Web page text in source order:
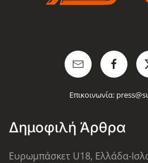
Επικοινωνία:
Δημοφιλή Άρθρα
Ευρωμπάσκετ U18, Ελλάδα-